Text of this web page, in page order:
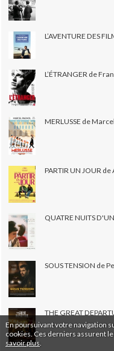
En poursuivant votre navigation
cookies. Ces derniers assurent
savoir plus
L’AVENTURE DES
L’ÉTRANGER de
MERLUSSE de
PARTIR UN JOUR
QUATRE NUITS
SOUS TENSION de
THE GREAT